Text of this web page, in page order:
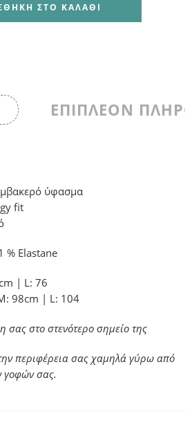
ΣΤΟ ΚΑΛΆΘΙ
ΕΠΙΠΛΈΟΝ
ύφασμα
fit
% Elastane
| L: 76
98cm | L: 104
στο στενότερο σημείο της
περιφέρεια σας χαμηλά γύρω από
γοφών σας.